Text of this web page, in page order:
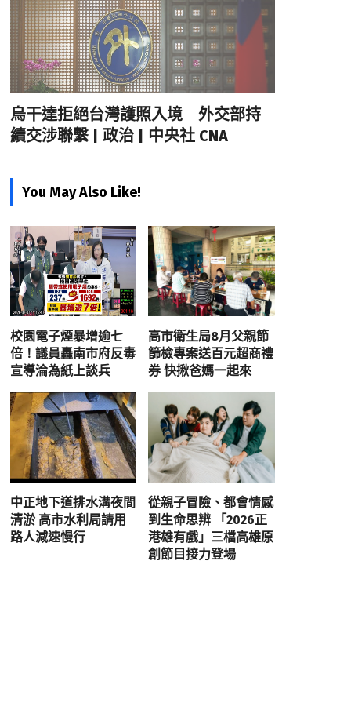
烏干達拒絕台灣護照入境 外交部持
續交涉聯繫 | 政治 | 中央社 CNA
You May Also Like!
校園電子煙暴增逾七
倍！議員轟南市府反毒
宣導淪為紙上談兵
高市衛生局8月父親節
篩檢專案送百元超商禮
券 快揪爸媽一起來
中正地下道排水溝夜間
清淤 高市水利局請用
路人減速慢行
從親子冒險、都會情感
到生命思辨 「2026正
港雄有戲」三檔高雄原
創節目接力登場